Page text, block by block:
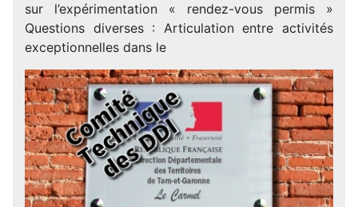
sur l’expérimentation « rendez-vous permis »
Questions diverses : Articulation entre activités
exceptionnelles dans le